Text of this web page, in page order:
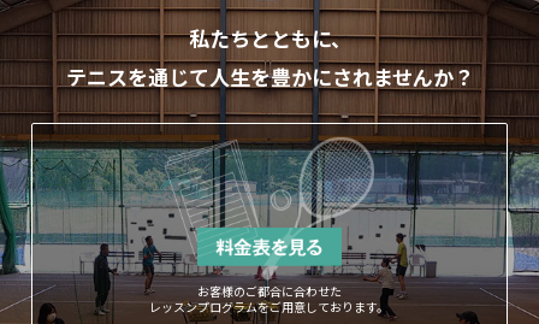
私たちとともに、
テニスを通じて人生を豊かにされませんか？
お客様のご都合に合わせた
レッスンプログラムをご用意しております。